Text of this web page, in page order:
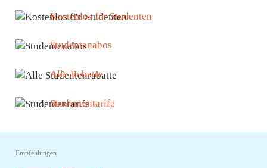
Kostenlos für Studenten
Studentenabos
Alle Rabatte
Studententarife
Empfehlungen